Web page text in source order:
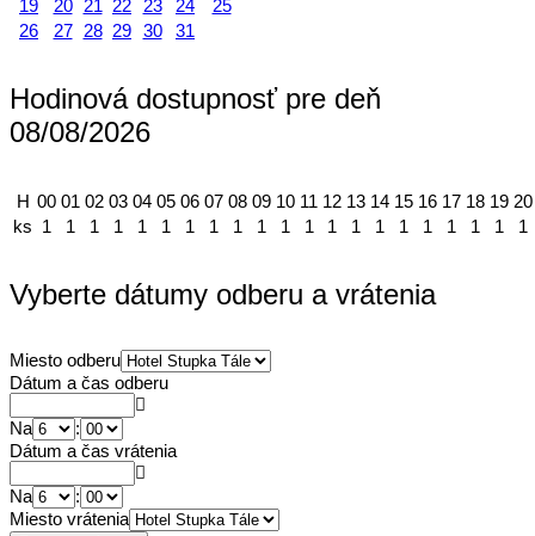
19
20 21 22 23 24
25
26
27 28 29 30 31
Hodinová dostupnosť pre deň
08/08/2026
H 00 01 02 03 04 05 06 07 08 09 10 11 12 13 14 15 16 17 18 19 20
ks 1 1 1 1 1 1 1 1 1 1 1 1 1 1 1 1 1 1 1 1 1
Vyberte dátumy odberu a vrátenia
Miesto odberu
Dátum a čas odberu
Na
:
Dátum a čas vrátenia
Na
:
Miesto vrátenia